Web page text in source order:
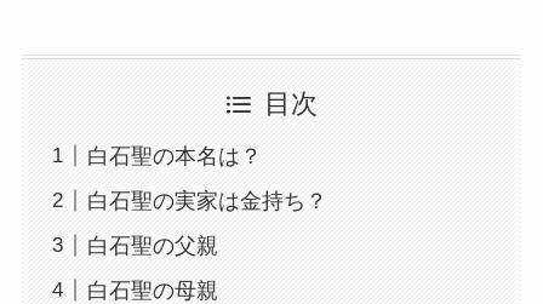
目次
白石聖の本名は？
白石聖の実家は金持ち？
白石聖の父親
白石聖の母親